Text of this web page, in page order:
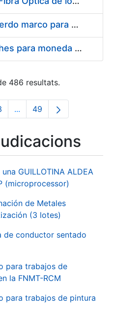
Contratación de acuerdo marco para el Suministro de Material de Electricidad para la Fábrica Nacional de Moneda y Timbre-Real Casa de la Moneda en su centro de trabajo de Burgos
Suministro de estuches para moneda de 30 €
486 resultats.
...Pàgines intermèdies
Pàgina
49
GUILLOTINA ALDEA
(microprocessor)
de Metales
(3 lotes)
de conductor sentado
para trabajos de
la FNMT-RCM
para trabajos de pintura